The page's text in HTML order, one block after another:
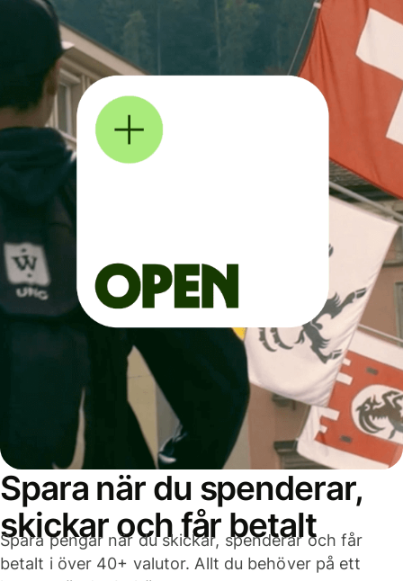
Spara när du spenderar,
skickar och får betalt
Spara pengar när du skickar, spenderar och får
betalt i över 40+ valutor. Allt du behöver på ett